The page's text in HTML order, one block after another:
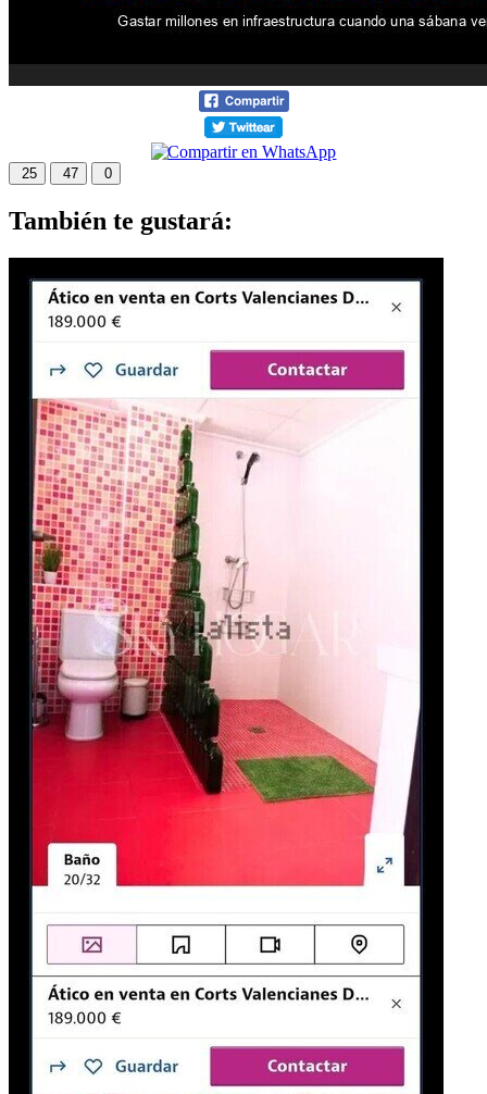
25 47 0
También te gustará: